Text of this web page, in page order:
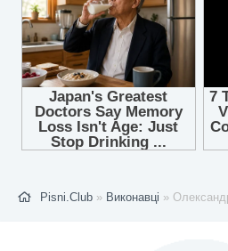
Pisni.Club » Виконавці »